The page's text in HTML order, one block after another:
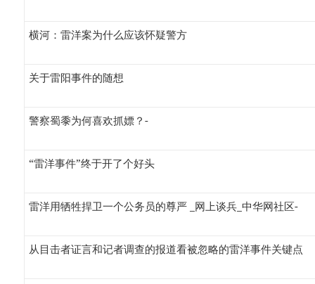
横河：雷洋案为什么应该怀疑警方
关于雷阳事件的随想
警察蜀黍为何喜欢抓嫖？-
“雷洋事件”终于开了个好头
雷洋用牺牲捍卫一个公务员的尊严 _网上谈兵_中华网社区-
从目击者证言和记者调查的报道看被忽略的雷洋事件关键点